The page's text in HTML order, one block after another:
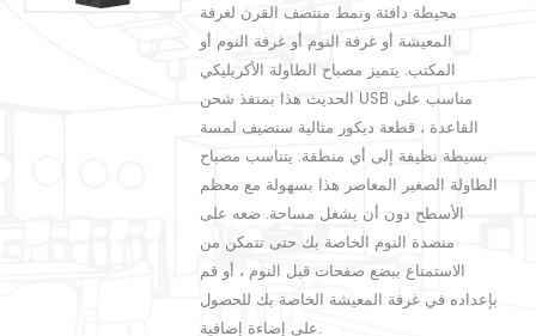
محيطة دافئة ونمط منتصف القرن لغرفة
المعيشة أو غرفة النوم أو غرفة النوم أو
المكتب. يتميز مصباح الطاولة الأكريليكي
الحديث هذا بمنفذ شحن USB مناسب على
القاعدة ، قطعة ديكور مثالية ستضيف لمسة
بسيطة نظيفة إلى أي منطقة. يتناسب مصباح
الطاولة الصغير المعاصر هذا بسهولة مع معظم
الأسطح دون أن يشغل مساحة. ضعه على
منضدة النوم الخاصة بك حتى تتمكن من
الاستمتاع ببضع صفحات قبل النوم ، أو قم
بإعداده في غرفة المعيشة الخاصة بك للحصول
على إضاءة إضافية.